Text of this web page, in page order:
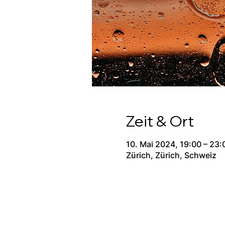
Zeit & Ort
10. Mai 2024, 19:00 –
Zürich, Zürich, Schweiz